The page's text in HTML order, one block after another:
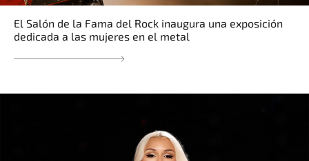
El Salón de la Fama del Rock inaugura una exposición
dedicada a las mujeres en el metal